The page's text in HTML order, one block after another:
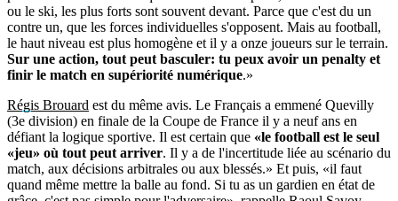
ou le ski, les plus forts sont souvent devant. Parce que c'est du un
contre un, que les forces individuelles s'opposent. Mais au football,
le haut niveau est plus homogène et il y a onze joueurs sur le terrain.
Sur une action, tout peut basculer: tu peux avoir un penalty et
finir le match en supériorité numérique.»
Régis Brouard est du même avis. Le Français a emmené Quevilly
(3e division) en finale de la Coupe de France il y a neuf ans en
défiant la logique sportive. Il est certain que «le football est le seul
«jeu» où tout peut arriver. Il y a de l'incertitude liée au scénario du
match, aux décisions arbitrales ou aux blessés.» Et puis, «il faut
quand même mettre la balle au fond. Si tu as un gardien en état de